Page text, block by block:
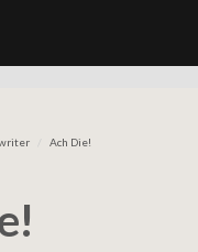
Ach Die!